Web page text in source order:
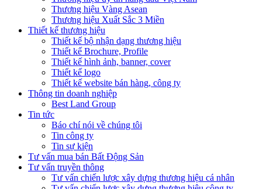
Thương hiệu Vàng Asean
Thương hiệu Xuất Sắc 3 Miền
Thiết kế thương hiệu
Thiết kế bộ nhận dạng thương hiệu
Thiết kế Brochure, Profile
Thiết kế hình ảnh, banner, cover
Thiết kế logo
Thiết kế website bán hàng, công ty
Thông tin doanh nghiệp
Best Land Group
Tin tức
Báo chí nói về chúng tôi
Tin công ty
Tin sự kiện
Tư vấn mua bán Bất Động Sản
Tư vấn truyền thông
Tư vấn chiến lược xây dựng thương hiệu cá nhân